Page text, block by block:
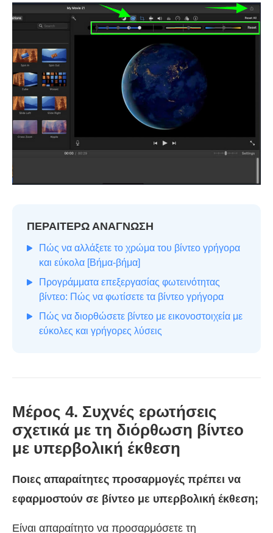
ΠΕΡΑΙΤΕΡΩ ΑΝΑΓΝΩΣΗ
Πώς να αλλάξετε το χρώμα του βίντεο γρήγορα
και εύκολα [Βήμα-βήμα]
Προγράμματα επεξεργασίας φωτεινότητας
βίντεο: Πώς να φωτίσετε τα βίντεο γρήγορα
Πώς να διορθώσετε βίντεο με εικονοστοιχεία με
εύκολες και γρήγορες λύσεις
Μέρος 4. Συχνές ερωτήσεις
σχετικά με τη διόρθωση βίντεο
με υπερβολική έκθεση
Ποιες απαραίτητες προσαρμογές πρέπει να
εφαρμοστούν σε βίντεο με υπερβολική έκθεση;
Είναι απαραίτητο να προσαρμόσετε τη